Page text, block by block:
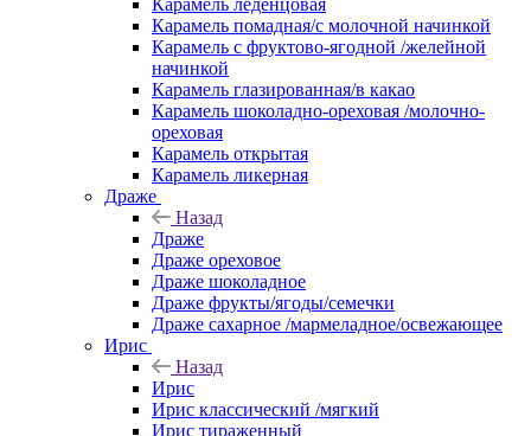
Карамель леденцовая
Карамель помадная/с молочной начинкой
Карамель с фруктово-ягодной /желейной
начинкой
Карамель глазированная/в какао
Карамель шоколадно-ореховая /молочно-
ореховая
Карамель открытая
Карамель ликерная
Драже
Назад
Драже
Драже ореховое
Драже шоколадное
Драже фрукты/ягоды/семечки
Драже сахарное /мармеладное/освежающее
Ирис
Назад
Ирис
Ирис классический /мягкий
Ирис тираженный